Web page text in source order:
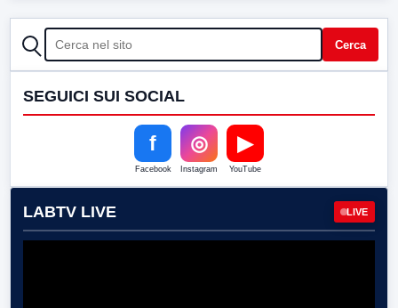
CERCA Cerca
SEGUICI SUI SOCIAL
f
Facebook
◎
Instagram
▶
YouTube
LABTV LIVE LIVE